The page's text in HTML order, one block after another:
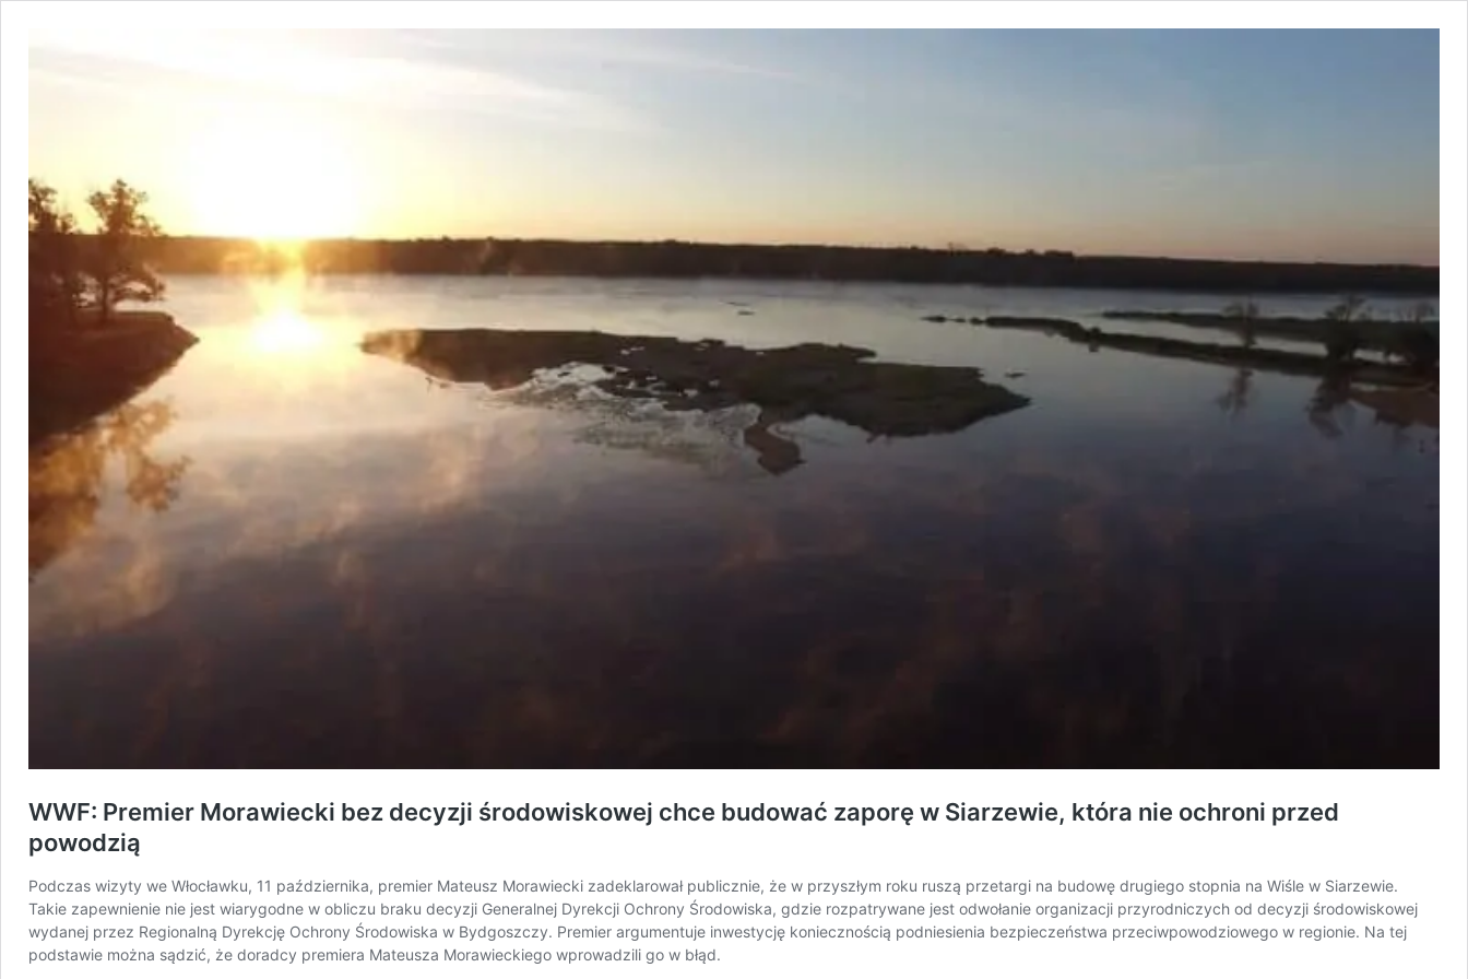
WWF: Premier Morawiecki bez decyzji środowiskowej chce budować zaporę w Siarzewie, która nie ochroni przed
powodzią
Podczas wizyty we Włocławku, 11 października, premier Mateusz Morawiecki zadeklarował publicznie, że w przyszłym roku ruszą przetargi na budowę drugiego stopnia na Wiśle w Siarzewie.
Takie zapewnienie nie jest wiarygodne w obliczu braku decyzji Generalnej Dyrekcji Ochrony Środowiska, gdzie rozpatrywane jest odwołanie organizacji przyrodniczych od decyzji środowiskowej
wydanej przez Regionalną Dyrekcję Ochrony Środowiska w Bydgoszczy. Premier argumentuje inwestycję koniecznością podniesienia bezpieczeństwa przeciwpowodziowego w regionie. Na tej
podstawie można sądzić, że doradcy premiera Mateusza Morawieckiego wprowadzili go w błąd.